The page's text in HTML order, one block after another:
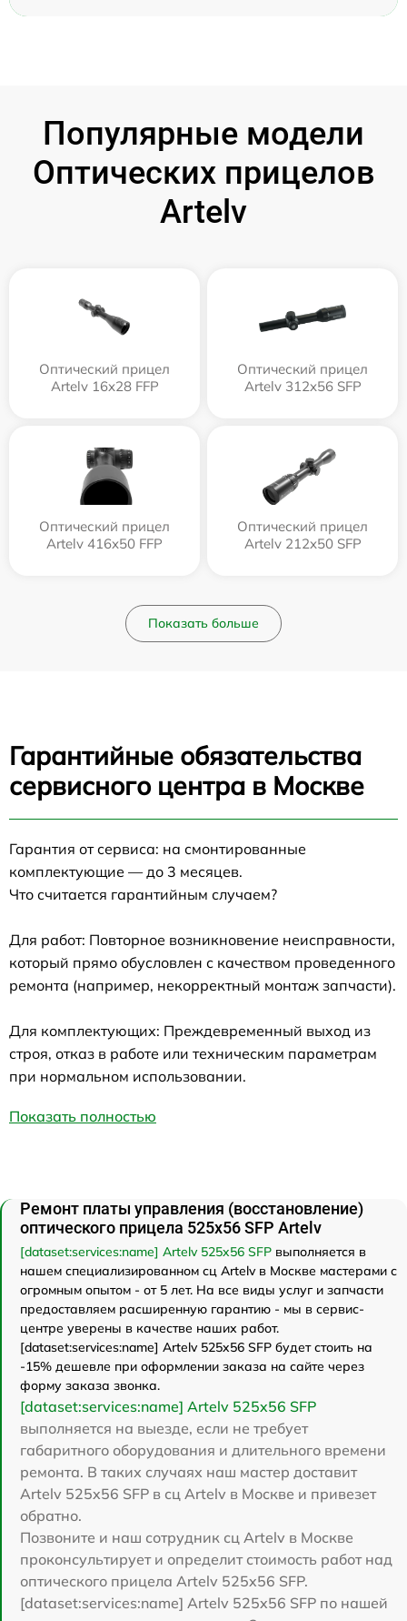
Популярные модели
Оптических прицелов
Artelv
Оптический прицел
Artelv 16x28 FFP
Оптический прицел
Artelv 312x56 SFP
Оптический прицел
Artelv 416x50 FFP
Оптический прицел
Artelv 212x50 SFP
Показать больше
Гарантийные обязательства
сервисного центра в Москве
Гарантия от сервиса: на смонтированные
комплектующие — до 3 месяцев.
Что считается гарантийным случаем?
Для работ: Повторное возникновение неисправности,
который прямо обусловлен с качеством проведенного
ремонта (например, некорректный монтаж запчасти).
Для комплектующих: Преждевременный выход из
строя, отказ в работе или техническим параметрам
при нормальном использовании.
Показать полностью
Ремонт платы управления (восстановление)
оптического прицела 525x56 SFP Artelv
[dataset:services:name] Artelv 525x56 SFP выполняется в
нашем специализированном сц Artelv в Москве мастерами с
огромным опытом - от 5 лет. На все виды услуг и запчасти
предоставляем расширенную гарантию - мы в сервис-
центре уверены в качестве наших работ.
[dataset:services:name] Artelv 525x56 SFP будет стоить на
-15% дешевле при оформлении заказа на сайте через
форму заказа звонка.
[dataset:services:name] Artelv 525x56 SFP
выполняется на выезде, если не требует
габаритного оборудования и длительного времени
ремонта. В таких случаях наш мастер доставит
Artelv 525x56 SFP в сц Artelv в Москве и привезет
обратно.
Позвоните и наш сотрудник сц Artelv в Москве
проконсультирует и определит стоимость работ над
оптического прицела Artelv 525x56 SFP.
[dataset:services:name] Artelv 525x56 SFP по нашей